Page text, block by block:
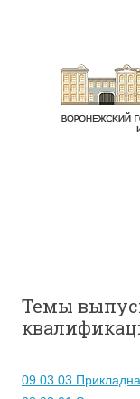
Темы
09.03.03